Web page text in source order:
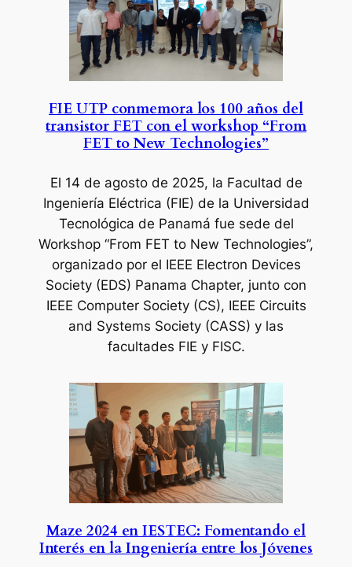
FIE UTP conmemora los 100 años del
transistor FET con el workshop “From
FET to New Technologies”
El 14 de agosto de 2025, la Facultad de
Ingeniería Eléctrica (FIE) de la Universidad
Tecnológica de Panamá fue sede del
Workshop “From FET to New Technologies”,
organizado por el IEEE Electron Devices
Society (EDS) Panama Chapter, junto con
IEEE Computer Society (CS), IEEE Circuits
and Systems Society (CASS) y las
facultades FIE y FISC.
Maze 2024 en IESTEC: Fomentando el
Interés en la Ingeniería entre los Jóvenes